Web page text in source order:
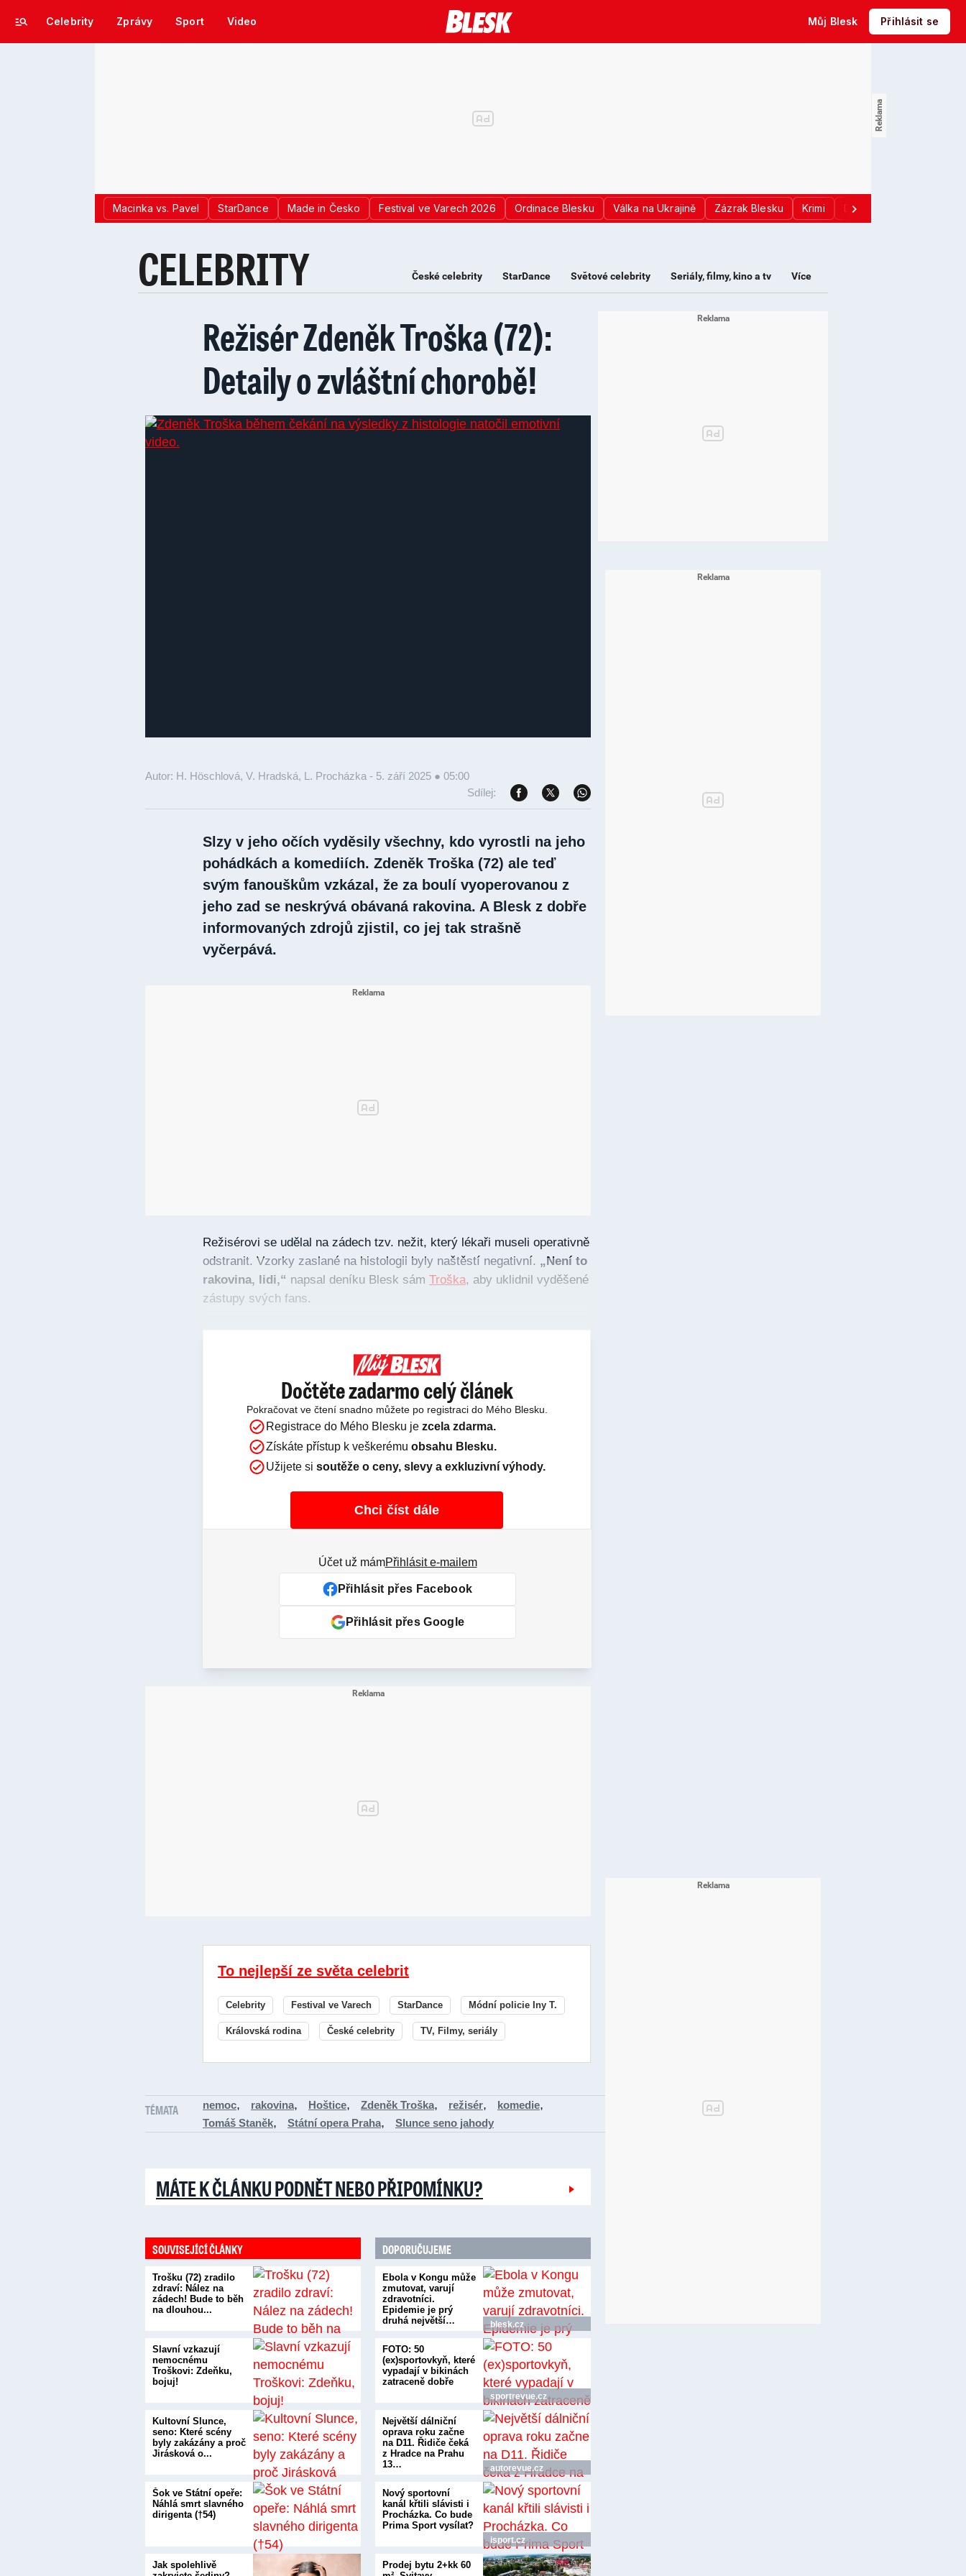
Celebrity Zprávy Sport Video Můj Blesk Přihlásit se
Macinka vs. Pavel StarDance Made in Česko Festival ve Varech 2026 Ordinace Blesku Válka na Ukrajině Zázrak Blesku Krimi Donald Trump
CELEBRITY České celebrity StarDance Světové celebrity Seriály, filmy, kino a tv Více
Režisér Zdeněk Troška (72):
Detaily o zvláštní chorobě!
Autor: H. Höschlová, V. Hradská, L. Procházka - 5. září 2025 ● 05:00
Sdílej:
Slzy v jeho očích vyděsily všechny, kdo vyrostli na jeho
pohádkách a komediích. Zdeněk Troška (72) ale teď
svým fanouškům vzkázal, že za boulí vyoperovanou z
jeho zad se neskrývá obávaná rakovina. A Blesk z dobře
informovaných zdrojů zjistil, co jej tak strašně
vyčerpává.
Režisérovi se udělal na zádech tzv. nežit, který lékaři museli operativně
odstranit. Vzorky zaslané na histologii byly naštěstí negativní. „Není to
rakovina, lidi,“ napsal deníku Blesk sám Troška, aby uklidnil vyděšené
zástupy svých fans.
Dočtěte zadarmo celý článek
Pokračovat ve čtení snadno můžete po registraci do Mého Blesku.
Registrace do Mého Blesku je zcela zdarma.
Získáte přístup k veškerému obsahu Blesku.
Užijete si soutěže o ceny, slevy a exkluzivní výhody.
Chci číst dále
Účet už mámPřihlásit e-mailem
Přihlásit přes Facebook
Přihlásit přes Google
To nejlepší ze světa celebrit
Celebrity Festival ve Varech StarDance Módní policie Iny T.
Královská rodina České celebrity TV, Filmy, seriály
TÉMATA nemoc, rakovina, Hoštice, Zdeněk Troška, režisér, komedie,
Tomáš Staněk, Státní opera Praha, Slunce seno jahody
MÁTE K ČLÁNKU PODNĚT NEBO PŘIPOMÍNKU?
SOUVISEJÍCÍ ČLÁNKY
Trošku (72) zradilo
zdraví: Nález na
zádech! Bude to běh
na dlouhou...
Slavní vzkazují
nemocnému
Troškovi: Zdeňku,
bojuj!
Kultovní Slunce,
seno: Které scény
byly zakázány a proč
Jirásková o...
Šok ve Státní opeře:
Náhlá smrt slavného
dirigenta (†54)
Jak spolehlivě
DOPORUČUJEME
Ebola v Kongu může
zmutovat, varují
zdravotníci.
Epidemie je prý
druhá největší…
blesk.cz
FOTO: 50
(ex)sportovkyň, které
vypadají v bikinách
zatraceně dobře
sportrevue.cz
Největší dálniční
oprava roku začne
na D11. Řidiče čeká
z Hradce na Prahu
13…
autorevue.cz
Nový sportovní
kanál křtili slávisti i
Procházka. Co bude
Prima Sport vysílat?
isport.cz
Prodej bytu 2+kk 60